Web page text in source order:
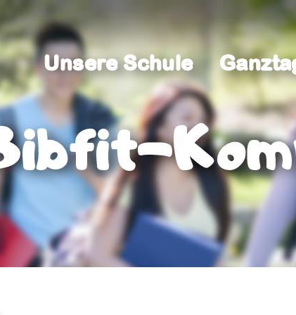
Unsere Schule
Unsere Schule